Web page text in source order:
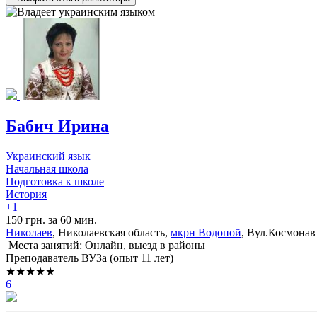
Бабич Ирина
Украинский язык
Начальная школа
Подготовка к школе
История
+1
150 грн. за 60 мин.
Николаев, Николаевская область, мкрн Водопой,
Места занятий: Онлайн, выезд в районы
Преподаватель ВУЗа (опыт 11 лет)
★★★★★
6